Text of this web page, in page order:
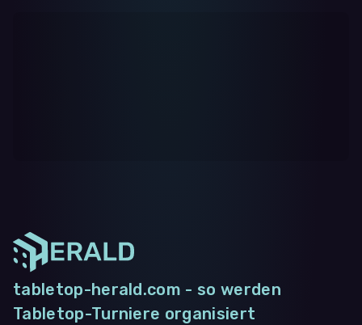
tabletop-herald.com - so werden
Tabletop-Turniere organisiert